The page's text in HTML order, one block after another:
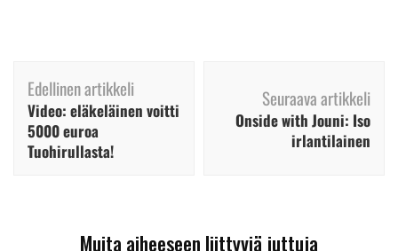
Artikkelien
selaus
Edellinen artikkeli
Video: eläkeläinen voitti
5000 euroa
Tuohirullasta!
Seuraava artikkeli
Onside with Jouni: Iso
irlantilainen
Muita aiheeseen liittyviä juttuja